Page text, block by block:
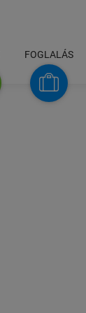
FOGLALÁS